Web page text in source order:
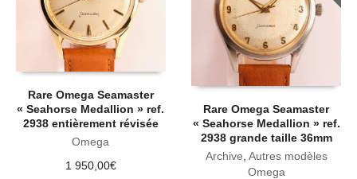
Rare Omega Seamaster
« Seahorse Medallion » ref.
2938 entièrement révisée
Omega
1 950,00€
Rare Omega Seamaster
« Seahorse Medallion » ref.
2938 grande taille 36mm
Archive Autres modèles
Omega